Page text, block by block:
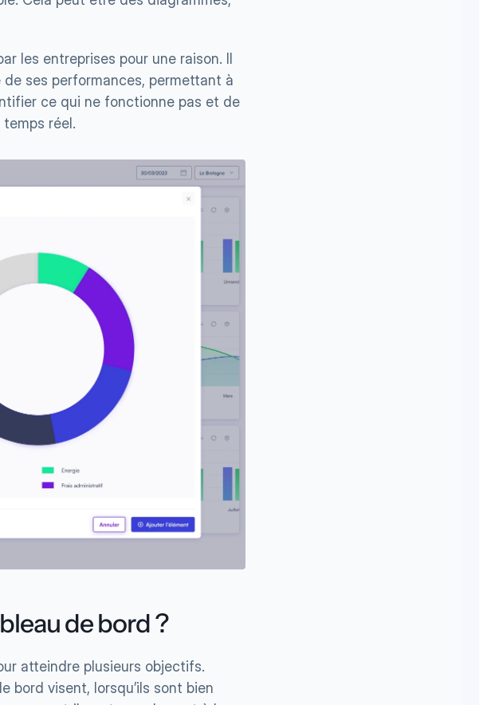
les entreprises pour une raison. Il
de ses performances, permettant à
ce qui ne fonctionne pas et de
réel.
de bord ?
atteindre plusieurs objectifs.
bord visent, lorsqu’ils sont bien